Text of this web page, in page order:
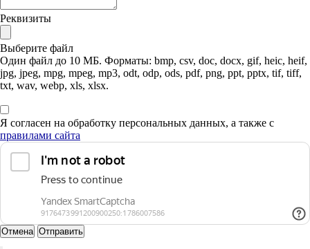
Реквизиты
Выберите файл
Один файл до 10 МБ. Форматы: bmp, csv, doc, docx, gif, heic, heif,
jpg, jpeg, mpg, mpeg, mp3, odt, odp, ods, pdf, png, ppt, pptx, tif, tiff,
txt, wav, webp, xls, xlsx.
Я согласен на обработку персональных данных, а также с
правилами сайта
Отмена Отправить